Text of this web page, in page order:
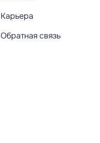
Карьера
Обратная связь